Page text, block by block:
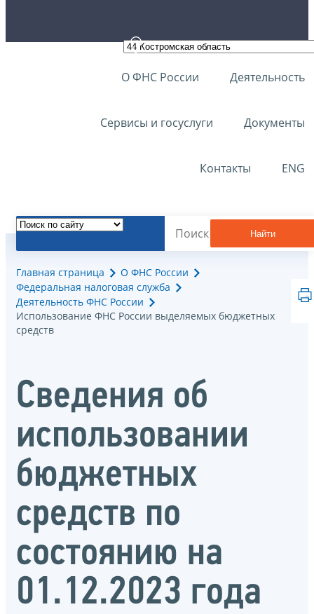
О ФНС России Деятельность
Сервисы и госуслуги Документы
Контакты ENG
Найти
Главная страница
О ФНС России
Федеральная налоговая служба
Деятельность ФНС России
Использование ФНС России выделяемых бюджетных
средств
Сведения об
использовании
бюджетных
средств по
состоянию на
01.12.2023 года